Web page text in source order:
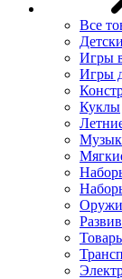
Все
Игры
Игры
Куклы